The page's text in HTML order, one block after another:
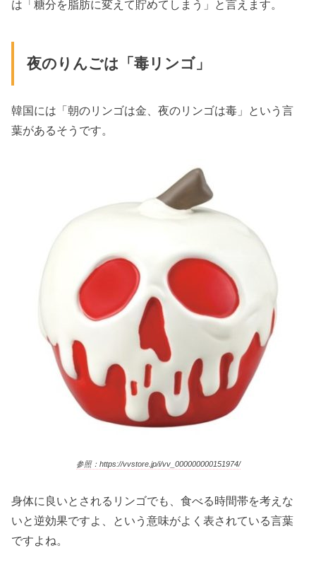
は「糖分を脂肪に変えて貯めてしまう」と言えます。
夜のりんごは「毒リンゴ」
韓国には「朝のリンゴは金、夜のリンゴは毒」という言
葉があるそうです。
参照：https://vvstore.jp/i/vv_000000000151974/
身体に良いとされるリンゴでも、食べる時間帯を考えな
いと逆効果ですよ、という意味がよく表されている言葉
ですよね。